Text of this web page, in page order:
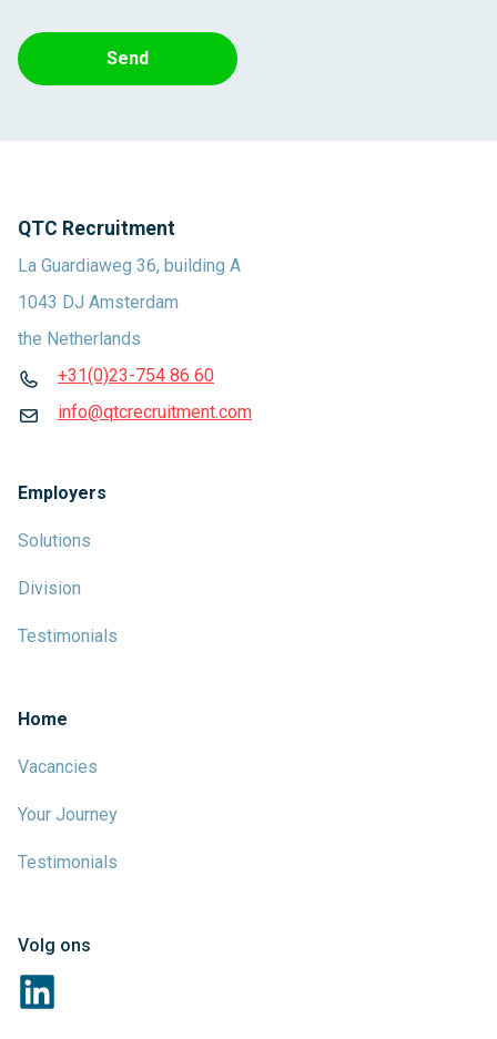
Send
QTC Recruitment
La Guardiaweg 36, building A
1043 DJ Amsterdam
the Netherlands
+31(0)23-754 86 60
info@qtcrecruitment.com
Employers
Solutions
Division
Testimonials
Home
Vacancies
Your Journey
Testimonials
Volg ons